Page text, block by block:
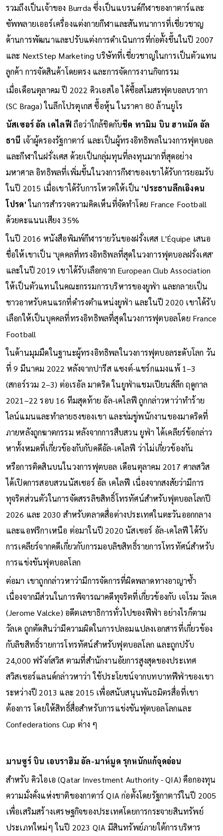
รวมถึงเป็นเจ้าของ Burrda ซึ่งเป็นแบรนด์กีฬาของกาตาร์และ
ซัพพลายเออร์เครื่องแต่งกายกีฬาและสันทนาการที่เชี่ยวชาญ
ด้านการพัฒนาและปรับแต่งการดำเนินการที่ก่อตั้งขึ้นในปี 2007
และ NextStep Marketing บริษัทที่เชี่ยวชาญในการเป็นตัวแทน
ลูกค้า การจัดสินค้าโดยตรง และการจัดการงานกิจกรรม
เมื่อเดือนตุลาคม ปี 2022 คิวเอสไอ ได้ซื้อสโมสรฟุตบอลบรากา
(SC Braga) ในลีกโปรตุเกส ซื้อหุ้น ในราคา 80 ล้านยูโร
นัสเซอร์ อัล เคไลฟี ถือว่าใกล้ชิดกับชีค ทามิม บิน ฮาหมัด อัล
ธานี เจ้าผู้ครองรัฐกาตาร์ และเป็นผู้ทรงอิทธิพลในวงการฟุตบอล
และกีฬาในฝรั่งเศส ด้วยเป็นกลุ่มทุนที่ลงทุนมากที่สุดอย่าง
มหาศาล อิทธิพลที่เพิ่มขึ้นในวงการกีฬาของเขาได้รับการยอมรับ
ในปี 2015 เมื่อเขาได้รับการโหวตให้เป็น 'ประธานลีกเอิงคน
โปรด'ในการสำรวจความคิดเห็นที่จัดทำโดย France Football
ด้วยคะแนนเสียง 35%
ในปี 2016 หนังสือพิมพ์กีฬารายวันของฝรั่งเศส L'Équipe เสนอ
ชื่อให้เขาเป็น 'บุคคลที่ทรงอิทธิพลที่สุดในวงการฟุตบอลฝรั่งเศส'
และในปี 2019 เขาได้รับเลือกจาก European Club Association
ให้เป็นตัวแทนในคณะกรรมการบริหารของยูฟ่า และกลายเป็น
ชาวอาหรับคนแรกที่ดำรงตำแหน่งยูฟ่า และในปี 2020 เขาได้รับ
เลือกให้เป็นบุคคลที่ทรงอิทธิพลที่สุดในวงการฟุตบอลโดย France
Football
ในด้านมุมมืดในฐานะผู้ทรงอิทธิพลในวงการฟุตบอลระดับโลก วัน
ที่ 9 มีนาคม 2022 หลังจากปารีส แซงต์-แชร์กแมงแพ้ 1–3
(สกอร์รวม 2–3) ต่อเรอัล มาดริด ในยูฟ่าแชมเปียนส์ลีก ฤดูกาล
2021–22 รอบ 16 ทีมสุดท้าย อัล-เคไลฟี ถูกกล่าวหาว่าทำร้าย
ไลน์แมนและทำลายธงของเขา และข่มขู่พนักงานของมาดริดที่
ภายหลังถูกฆาตกรรม หลังจากการสืบสวน ยูฟ่า ได้เคลียร์ข้อกล่าว
หาทั้งหมดที่เกี่ยวข้องกับกับคดีอัล-เคไลฟี ว่าไม่เกี่ยวข้องกัน
หรือการติดสินบนในวงการฟุตบอล เดือนตุลาคม 2017 ศาลสวิส
ได้เปิดการสอบสวนนัสเซอร์ อัล เคไลฟี เนื่องจากสงสัยว่ามีการ
ทุจริตส่วนตัวในการจัดสรรลิขสิทธิ์โทรทัศน์สำหรับฟุตบอลโลกปี
2026 และ 2030 สำหรับตลาดสื่อต่างประเทศในตะวันออกกลาง
และแอฟริกาเหนือ ต่อมาในปี 2020 นัสเซอร์ อัล-เคไลฟี ได้รับ
การเคลียร์จากคดีเกี่ยวกับการมอบลิขสิทธิ์รายการโทรทัศน์สำหรับ
การแข่งขันฟุตบอลโลก
ต่อมา เขาถูกกล่าวหาว่ามีการจัดการที่ผิดพลาดทางอาญาซ้ำ
เนื่องจากมีส่วนในการพิจารณาคดีทุจริตที่เกี่ยวข้องกับ เจโรม วัลเค
(Jerome Valcke) อดีตเลขาธิการทั่วไปของฟีฟ่า อย่างไรก็ตาม
วัลเค ถูกตัดสินว่ามีความผิดในการปลอมแปลงเอกสารที่เกี่ยวข้อง
กับลิขสิทธิ์รายการโทรทัศน์สำหรับฟุตบอลโลก และถูกปรับ
24,000 ฟรังก์สวิส ตามที่สำนักงานอัยการสูงสุดของประเทศ
สวิสเซอร์แลนด์กล่าวหาว่า ใช้ประโยชน์จากบทบาทฟีฟ่าของเขา
ระหว่างปี 2013 และ 2015 เพื่อสนับสนุนพันธมิตรสื่อที่เขา
ต้องการ โดยให้สิทธิ์สื่อสำหรับการแข่งขันฟุตบอลโลกและ
Confederations Cup ต่าง ๆ
มานซูร์ บิน เอบราฮิม อัล-มาห์มูด รุกหนักแก้จุดอ่อน
สำหรับ คิวไอเอ (Qatar Investment Authority - QIA) คือกองทุน
ความมั่งคั่งแห่งชาติของกาตาร์ QIA ก่อตั้งโดยรัฐกาตาร์ในปี 2005
เพื่อเสริมสร้างเศรษฐกิจของประเทศโดยการกระจายสินทรัพย์
ประเภทใหม่ๆ ในปี 2023 QIA มีสินทรัพย์ภายใต้การบริหาร